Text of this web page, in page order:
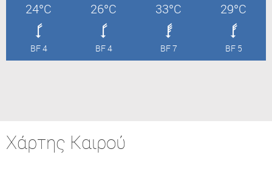
24°C
BF 4
26°C
BF 4
33°C
BF 7
29°C
BF 5
Χάρτης Καιρού